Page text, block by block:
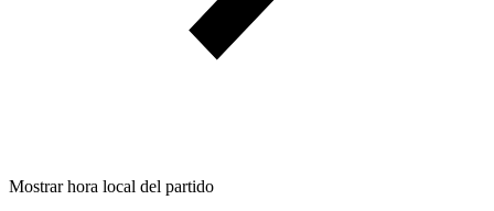
Mostrar hora local del partido